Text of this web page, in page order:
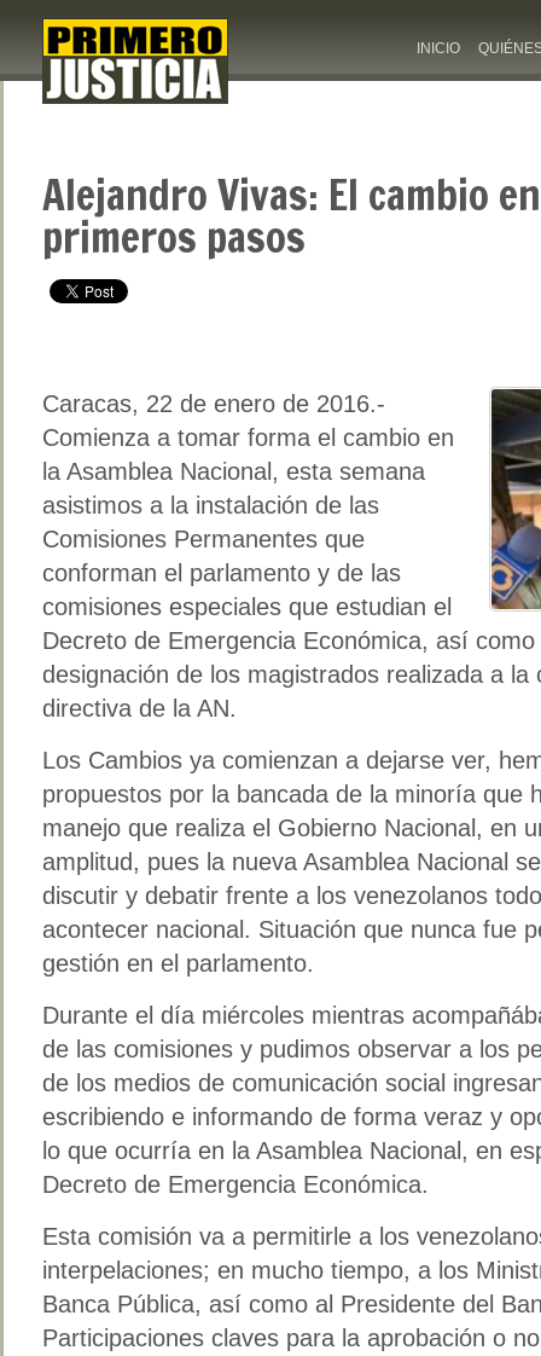
INICIO
Alejandro Vivas: El cambio
primeros pasos
Caracas, 22 de enero de 2016.-
Comienza a tomar forma el cambio en
la Asamblea Nacional, esta semana
asistimos a la instalación de las
Comisiones Permanentes que
conforman el parlamento y de las
comisiones especiales que estudian el
Decreto de Emergencia Económica, así
designación de los magistrados realizada a
directiva de la AN.
Los Cambios ya comienzan a dejarse ver,
propuestos por la bancada de la minoría que
manejo que realiza el Gobierno Nacional, en
amplitud, pues la nueva Asamblea Nacional
discutir y debatir frente a los venezolanos
acontecer nacional. Situación que nunca fue
gestión en el parlamento.
Durante el día miércoles mientras
de las comisiones y pudimos observar a los
de los medios de comunicación social
escribiendo e informando de forma veraz y
lo que ocurría en la Asamblea Nacional, en
Decreto de Emergencia Económica.
Esta comisión va a permitirle a los
interpelaciones; en mucho tiempo, a los
Banca Pública, así como al Presidente del
Participaciones claves para la aprobación o